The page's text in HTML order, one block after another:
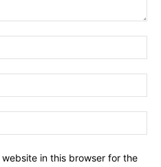
in this browser for the